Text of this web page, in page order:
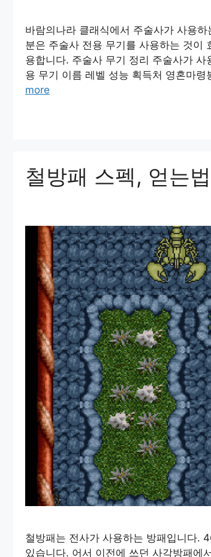
바람의나라 클래식에서 주술사가 사용
분은 주술사 전용 무기를 사용하는 것
용합니다. 주술사 무기 정리 주술사가
용 무기 이름 레벨 성능 획득처 영혼마
more
철방패 스펙, 얻는
철방패는 전사가 사용하는 방패입니다.
있습니다. 어서 이전에 쓰던 사각방패에